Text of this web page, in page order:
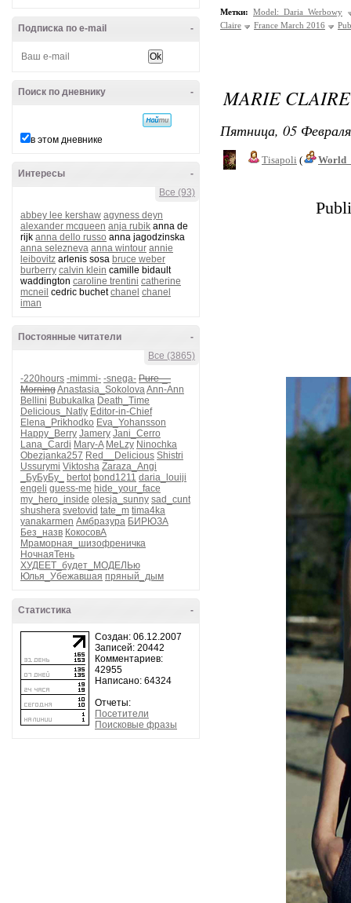
-
Подписка по e-mail
-
Поиск по дневнику
в этом дневнике
-
Интересы
Все (93)
abbey lee kershaw agyness deyn
alexander mcqueen anja rubik anna de
rijk anna dello russo anna jagodzinska
anna selezneva anna wintour annie
leibovitz arlenis sosa bruce weber
burberry calvin klein camille bidault
waddington caroline trentini catherine
mcneil cedric buchetchanel chanel
iman
-
Постоянные читатели
Все (3865)
-220hours -mimmi- -snega- Pure-_-
MorningAnastasia_SokolovaAnn-Ann
Bellini Bubukalka Death_Time
Delicious_Natly Editor-in-Chief
Elena_Prikhodko Eva_Yohansson
Happy_Berry Jamery Jani_Cerro
Lana_Cardi Mary-A MeLzy Ninochka
Obezjanka257 Red__Delicious Shistri
Ussurymi Viktosha Zaraza_Angi
_БуБуБу_
bertot bond1211 daria_louiji
engeli guess-me hide_your_face
my_hero_inside olesja_sunny sad_cunt
shushera svetovid tate_m tima4ka
yanakarmen Амбразура БИРЮЗА
Без_назв КокосовА
Мраморная_шизофреничка
НочнаяТень
ХУДЕЕТ_будет_МОДЕЛЬю
Юлья_Убежавшая пряный_дым
-
Статистика
Создан: 06.12.2007
Записей: 20442
Комментариев:
42955
Написано: 64324
Отчеты:
Посетители
Поисковые фразы
Метки: Model: Daria Werbowy
Claire
France March 2016
MARIE
Пятница, 05
Tisapoli (